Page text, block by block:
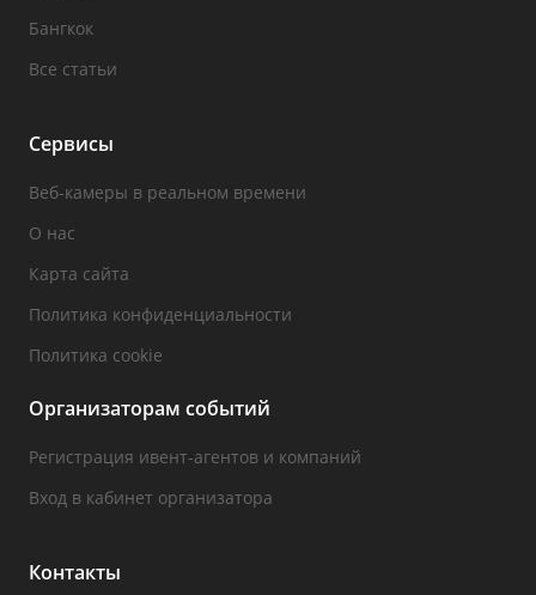
Бангкок
Все статьи
Сервисы
Веб-камеры в реальном времени
О нас
Карта сайта
Политика конфиденциальности
Политика cookie
Организаторам событий
Регистрация ивент-агентов и компаний
Вход в кабинет организатора
Контакты